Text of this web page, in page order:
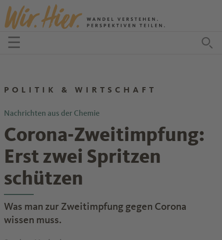
Zum Inhalt springen
☰Menü öffnen
POLITIK & WIRTSCHAFT
Nachrichten aus der Chemie
Corona-Zweitimpfung:
Erst zwei Spritzen
schützen
Was man zur Zweitimpfung gegen Corona
wissen muss.